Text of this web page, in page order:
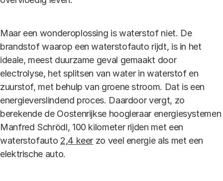
Maar een wonderoplossing is waterstof niet. De
brandstof waarop een waterstofauto rijdt, is in het
ideale, meest duurzame geval gemaakt door
electrolyse, het splitsen van water in waterstof en
zuurstof, met behulp van groene stroom. Dat is een
energieverslindend proces. Daardoor vergt, zo
berekende de Oostenrijkse hoogleraar energiesystemen
Manfred Schrödl, 100 kilometer rijden met een
waterstofauto 2,4 keer zo veel energie als met een
elektrische auto.